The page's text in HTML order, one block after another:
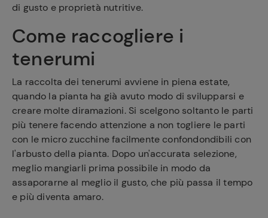
di gusto e proprietà nutritive.
Come raccogliere i
tenerumi
La raccolta dei tenerumi avviene in piena estate,
quando la pianta ha già avuto modo di svilupparsi e
creare molte diramazioni. Si scelgono soltanto le parti
più tenere facendo attenzione a non togliere le parti
con le micro zucchine facilmente confondondibili con
l'arbusto della pianta. Dopo un'accurata selezione,
meglio mangiarli prima possibile in modo da
assaporarne al meglio il gusto, che più passa il tempo
e più diventa amaro.